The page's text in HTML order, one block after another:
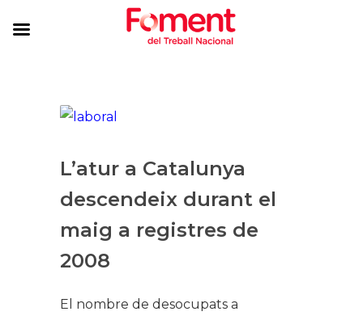
L’atur a Catalunya
descendeix durant el
maig a registres de
2008
El nombre de desocupats a